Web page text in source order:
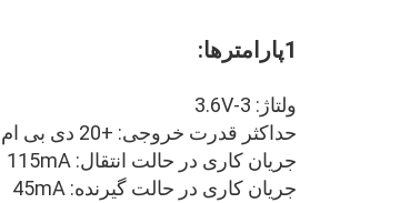
1پارامترها:
ولتاژ: 3-3.6V
حداکثر قدرت خروجی: +20 دی بی ام
جریان کاری در حالت انتقال: 115mA
جریان کاری در حالت گیرنده: 45mA